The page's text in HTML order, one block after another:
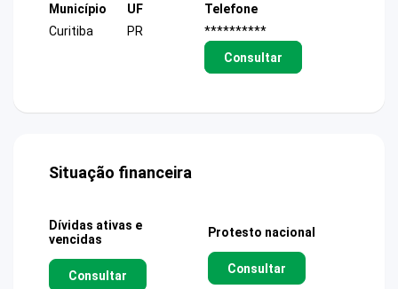
Município
Curitiba
UF
PR
Telefone
**********
Consultar
Situação financeira
Dívidas ativas e
vencidas
Consultar
Protesto nacional
Consultar